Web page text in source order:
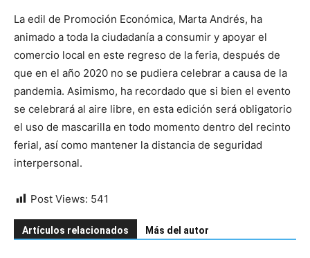
La edil de Promoción Económica, Marta Andrés, ha
animado a toda la ciudadanía a consumir y apoyar el
comercio local en este regreso de la feria, después de
que en el año 2020 no se pudiera celebrar a causa de la
pandemia. Asimismo, ha recordado que si bien el evento
se celebrará al aire libre, en esta edición será obligatorio
el uso de mascarilla en todo momento dentro del recinto
ferial, así como mantener la distancia de seguridad
interpersonal.
Post Views: 541
Artículos relacionados Más del autor